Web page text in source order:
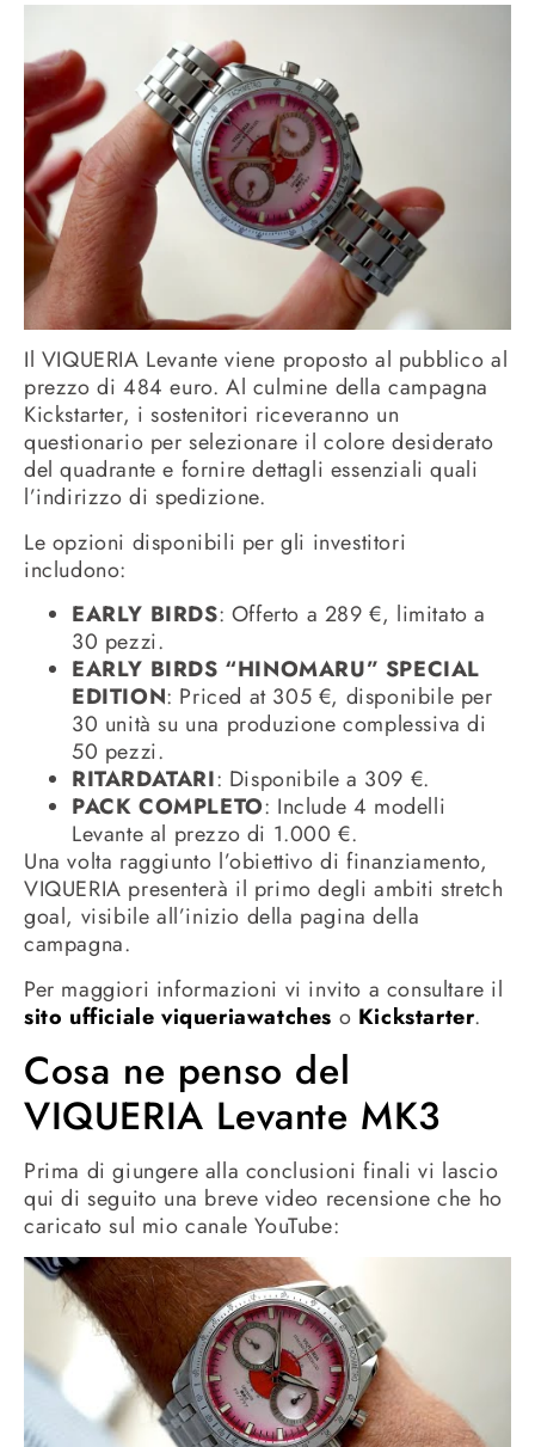
Il VIQUERIA Levante viene proposto al pubblico al
prezzo di 484 euro. Al culmine della campagna
Kickstarter, i sostenitori riceveranno un
questionario per selezionare il colore desiderato
del quadrante e fornire dettagli essenziali quali
l’indirizzo di spedizione.
Le opzioni disponibili per gli investitori
includono:
EARLY BIRDS: Offerto a 289 €, limitato a
30 pezzi.
EARLY BIRDS “HINOMARU” SPECIAL
EDITION: Priced at 305 €, disponibile per
30 unità su una produzione complessiva di
50 pezzi.
RITARDATARI: Disponibile a 309 €.
PACK COMPLETO: Include 4 modelli
Levante al prezzo di 1.000 €.
Una volta raggiunto l’obiettivo di finanziamento,
VIQUERIA presenterà il primo degli ambiti stretch
goal, visibile all’inizio della pagina della
campagna.
Per maggiori informazioni vi invito a consultare il
sito ufficiale viqueriawatches o Kickstarter.
Cosa ne penso del
VIQUERIA Levante MK3
Prima di giungere alla conclusioni finali vi lascio
qui di seguito una breve video recensione che ho
caricato sul mio canale YouTube: